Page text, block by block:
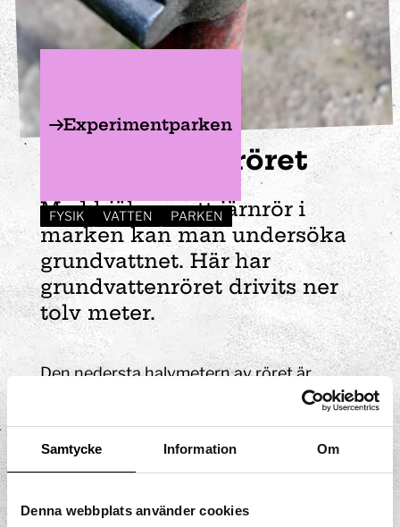
Samtycke Information Om
Denna webbplats använder cookies
Experimentparken
FYSIK VATTEN PARKEN
Grundvattenröret
Med hjälp av ett järnrör i
marken kan man undersöka
grundvattnet. Här har
grundvattenröret drivits ner
tolv meter.
Den nedersta halvmetern av röret är
millimeter i diameter. Grundvattnet på den
här platsen finns på åtta meters djup. Det
är samma nivå som den närliggande sjön
som sänks ner i röret kan man undersöka